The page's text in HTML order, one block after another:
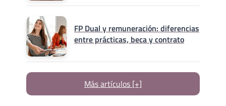
FP Dual y remuneración: diferencias
entre prácticas, beca y contrato
Más artículos [+]